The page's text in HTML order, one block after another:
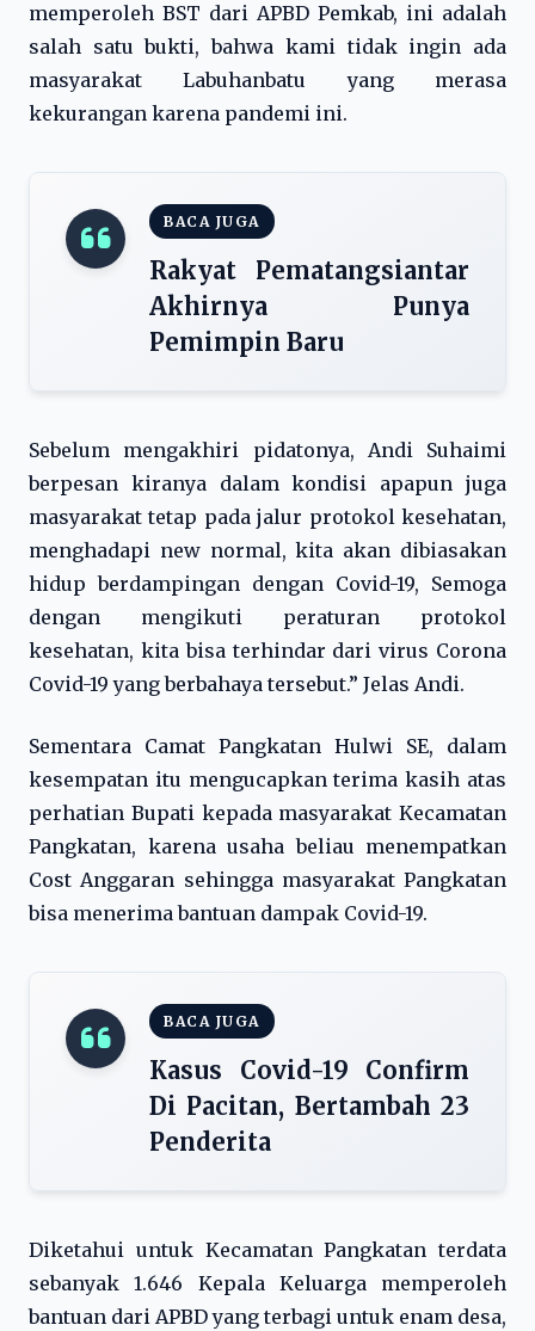
memperoleh BST dari APBD Pemkab, ini adalah
salah satu bukti, bahwa kami tidak ingin ada
masyarakat Labuhanbatu yang merasa
kekurangan karena pandemi ini.
BACA JUGA
Rakyat Pematangsiantar
Akhirnya Punya
Pemimpin Baru
Sebelum mengakhiri pidatonya, Andi Suhaimi
berpesan kiranya dalam kondisi apapun juga
masyarakat tetap pada jalur protokol kesehatan,
menghadapi new normal, kita akan dibiasakan
hidup berdampingan dengan Covid-19, Semoga
dengan mengikuti peraturan protokol
kesehatan, kita bisa terhindar dari virus Corona
Covid-19 yang berbahaya tersebut.” Jelas Andi.
Sementara Camat Pangkatan Hulwi SE, dalam
kesempatan itu mengucapkan terima kasih atas
perhatian Bupati kepada masyarakat Kecamatan
Pangkatan, karena usaha beliau menempatkan
Cost Anggaran sehingga masyarakat Pangkatan
bisa menerima bantuan dampak Covid-19.
BACA JUGA
Kasus Covid-19 Confirm
Di Pacitan, Bertambah 23
Penderita
Diketahui untuk Kecamatan Pangkatan terdata
sebanyak 1.646 Kepala Keluarga memperoleh
bantuan dari APBD yang terbagi untuk enam desa,